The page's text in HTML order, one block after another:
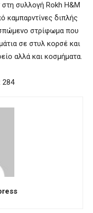
συλλογή Rokh H&M
καμπαρντίνες διπλής
στρίφωμα που
σε στυλ κορσέ και
αλλά και κοσμήματα.
284